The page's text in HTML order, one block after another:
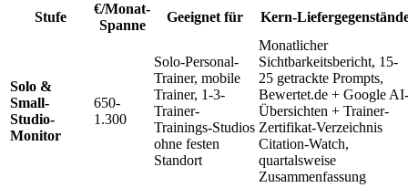
Stufe
€/Monat-
Spanne
Geeignet für Kern-
Solo &
Small-
Studio-
Monitor
650-
1.300
Solo-Personal-
Trainer, mobile
Trainer, 1-3-
Trainer-
Trainings-Studios
ohne festen
Standort
Monatlicher
Sichtbarkeitsbericht, 15-
25 getrackte Prompts,
Bewertet.de + Google AI-
Übersichten + Trainer-
Zertifikat-Verzeichnis
Citation-Watch,
quartalsweise
Zusammenfassung